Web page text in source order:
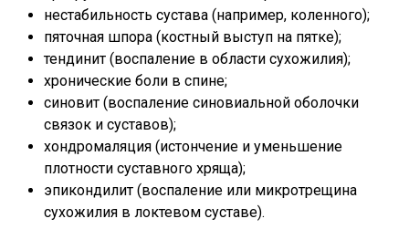
нестабильность сустава (например, коленного);
пяточная шпора (костный выступ на пятке);
тендинит (воспаление в области сухожилия);
хронические боли в спине;
синовит (воспаление синовиальной оболочки
связок и суставов);
хондромаляция (истончение и уменьшение
плотности суставного хряща);
эпикондилит (воспаление или микротрещина
сухожилия в локтевом суставе).